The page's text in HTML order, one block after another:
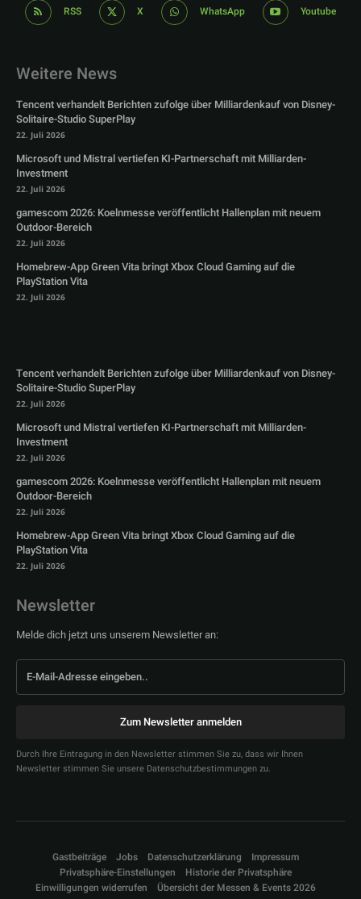
RSS X WhatsApp Youtube
Weitere News
Tencent verhandelt Berichten zufolge über Milliardenkauf von Disney-
Solitaire-Studio SuperPlay
22. Juli 2026
Microsoft und Mistral vertiefen KI-Partnerschaft mit Milliarden-
Investment
22. Juli 2026
gamescom 2026: Koelnmesse veröffentlicht Hallenplan mit neuem
Outdoor-Bereich
22. Juli 2026
Homebrew-App Green Vita bringt Xbox Cloud Gaming auf die
PlayStation Vita
22. Juli 2026
Tencent verhandelt Berichten zufolge über Milliardenkauf von Disney-
Solitaire-Studio SuperPlay
22. Juli 2026
Microsoft und Mistral vertiefen KI-Partnerschaft mit Milliarden-
Investment
22. Juli 2026
gamescom 2026: Koelnmesse veröffentlicht Hallenplan mit neuem
Outdoor-Bereich
22. Juli 2026
Homebrew-App Green Vita bringt Xbox Cloud Gaming auf die
PlayStation Vita
22. Juli 2026
Newsletter
Melde dich jetzt uns unserem Newsletter an:
Zum Newsletter anmelden
Durch Ihre Eintragung in den Newsletter stimmen Sie zu, dass wir Ihnen
Newsletter stimmen Sie unsere Datenschutzbestimmungen zu.
Gastbeiträge Jobs Datenschutzerklärung
Impressum
Privatsphäre-Einstellungen
Historie der Privatsphäre
Einwilligungen widerrufen
Übersicht der Messen & Events 2026